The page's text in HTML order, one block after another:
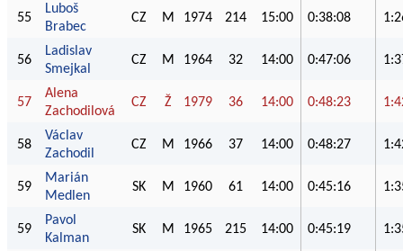
55
Luboš
Brabec
CZ M 1974 214 15:00 0:38:08
56
Ladislav
Smejkal
CZ M 1964 32 14:00 0:47:06
57
Alena
Zachodilová
CZ Ž 1979 36 14:00 0:48:23
58
Václav
Zachodil
CZ M 1966 37 14:00 0:48:27
59
Marián
Medlen
SK M 1960 61 14:00 0:45:16
59
Pavol
Kalman
SK M 1965 215 14:00 0:45:19